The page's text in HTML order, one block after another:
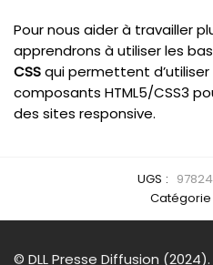
Pour nous aider à travailler
apprendrons à utiliser les
CSSqui permettent
composants HTML5/CSS3
des sites responsive.
UGS :
Catégorie
© DLL Presse Diffusion